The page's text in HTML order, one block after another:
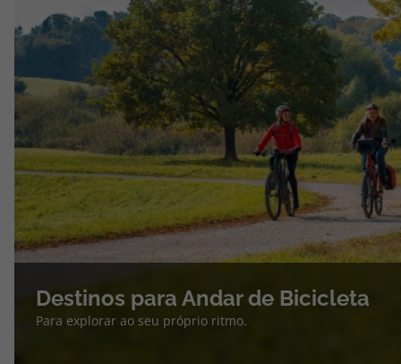
Destinos para Andar de Bicicleta
Para explorar ao seu próprio ritmo.